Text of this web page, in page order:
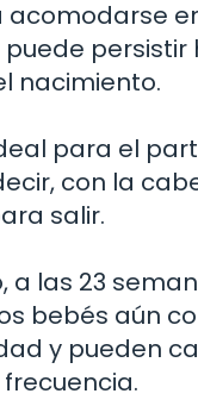
acomodarse
puede persistir
nacimiento.
para el
con la
salir.
a las 23
bebés aún
y pueden